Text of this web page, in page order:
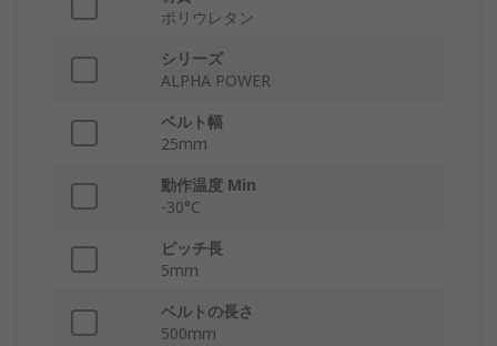
ポリウレタン
シリーズ
ALPHA POWER
ベルト幅
25mm
動作温度 Min
-30°C
ピッチ長
5mm
ベルトの長さ
500mm